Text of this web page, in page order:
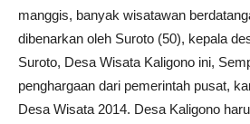
manggis, banyak wisatawan
dibenarkan oleh Suroto (50), kepala
Suroto, Desa Wisata Kaligono ini,
penghargaan dari pemerintah pusat,
Desa Wisata 2014. Desa Kaligono